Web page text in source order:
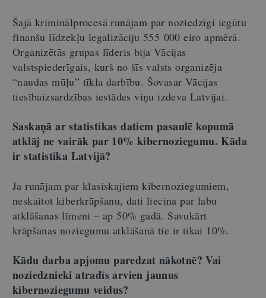
Šajā kriminālprocesā runājam par noziedzīgi iegūtu
finanšu līdzekļu legalizāciju 555 000 eiro apmērā.
Organizētās grupas līderis bija Vācijas
valstspiederīgais, kurš no šīs valsts organizēja
“naudas mūļu” tīkla darbību. Šovasar Vācijas
tiesībaizsardzības iestādes viņu izdeva Latvijai.
Saskaņā ar statistikas datiem pasaulē kopumā
atklāj ne vairāk par 10% kibernoziegumu. Kāda
ir statistika Latvijā?
Ja runājam par klasiskajiem kibernoziegumiem,
neskaitot kiberkrāpšanu, dati liecina par labu
atklāšanas līmeni – ap 50% gadā. Savukārt
krāpšanas noziegumu atklāšanā tie ir tikai 10%.
Kādu darba apjomu paredzat nākotnē? Vai
noziedznieki atradīs arvien jaunus
kibernoziegumu veidus?